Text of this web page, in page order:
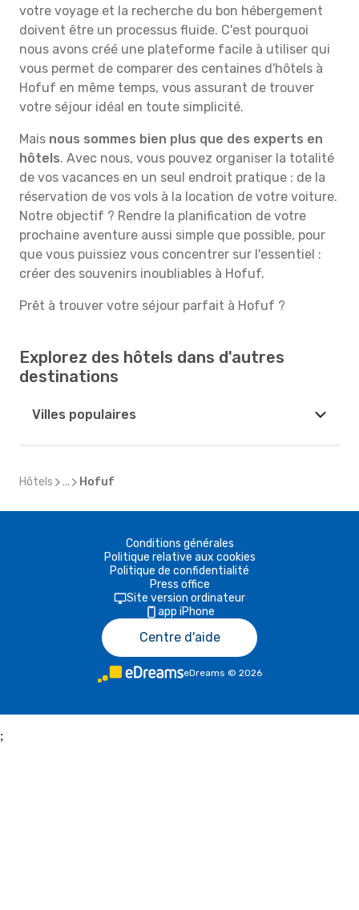
votre voyage et la recherche du bon hébergement
doivent être un processus fluide. C'est pourquoi
nous avons créé une plateforme facile à utiliser qui
vous permet de comparer des centaines d'hôtels à
Hofuf en même temps, vous assurant de trouver
votre séjour idéal en toute simplicité.
Mais nous sommes bien plus que des experts en
hôtels. Avec nous, vous pouvez organiser la totalité
de vos vacances en un seul endroit pratique : de la
réservation de vos vols à la location de votre voiture.
Notre objectif ? Rendre la planification de votre
prochaine aventure aussi simple que possible, pour
que vous puissiez vous concentrer sur l'essentiel :
créer des souvenirs inoubliables à Hofuf.
Prêt à trouver votre séjour parfait à Hofuf ?
Explorez des hôtels dans d'autres
destinations
Villes populaires
Hôtels ... Hofuf
Conditions générales
Politique relative aux cookies
Politique de confidentialité
Press office
Site version ordinateur
app iPhone
Centre d'aide
eDreams © 2026
;